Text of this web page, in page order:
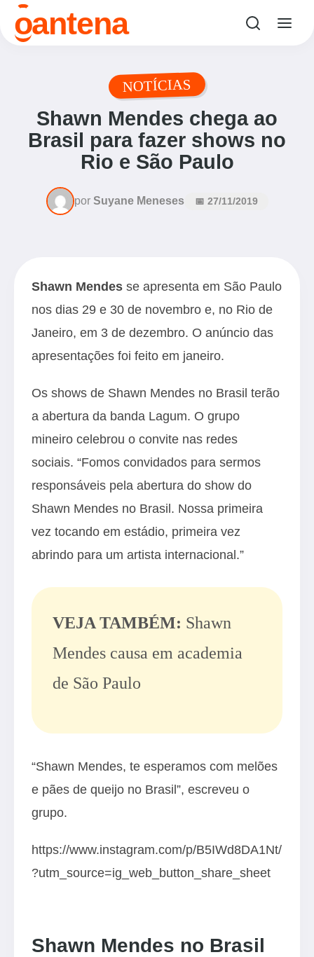
oantena
NOTÍCIAS
Shawn Mendes chega ao
Brasil para fazer shows no
Rio e São Paulo
por Suyane Meneses 📅 27/11/2019
Shawn Mendes se apresenta em São Paulo
nos dias 29 e 30 de novembro e, no Rio de
Janeiro, em 3 de dezembro. O anúncio das
apresentações foi feito em janeiro.
Os shows de Shawn Mendes no Brasil terão
a abertura da banda Lagum. O grupo
mineiro celebrou o convite nas redes
sociais. “Fomos convidados para sermos
responsáveis pela abertura do show do
Shawn Mendes no Brasil. Nossa primeira
vez tocando em estádio, primeira vez
abrindo para um artista internacional.”
VEJA TAMBÉM: Shawn
Mendes causa em academia
de São Paulo
“Shawn Mendes, te esperamos com melões
e pães de queijo no Brasil”, escreveu o
grupo.
https://www.instagram.com/p/B5IWd8DA1Nt/
?utm_source=ig_web_button_share_sheet
Shawn Mendes no Brasil